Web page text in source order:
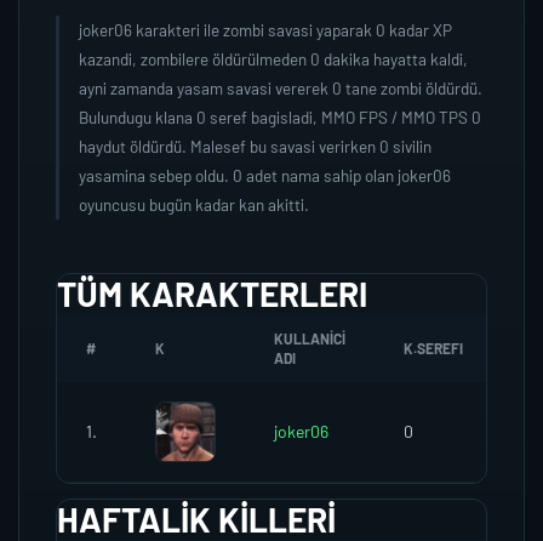
joker06 karakteri ile zombi savasi yaparak 0 kadar XP
kazandi, zombilere öldürülmeden 0 dakika hayatta kaldi,
ayni zamanda yasam savasi vererek 0 tane zombi öldürdü.
Bulundugu klana 0 seref bagisladi, MMO FPS / MMO TPS 0
haydut öldürdü. Malesef bu savasi verirken 0 sivilin
yasamina sebep oldu. 0 adet nama sahip olan joker06
oyuncusu bugün kadar kan akitti.
TÜM KARAKTERLERI
# K
KULLANICI
ADI
K.SEREFI
1. joker06 0
HAFTALIK KILLERI